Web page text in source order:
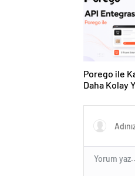
Porego ile
Daha Kolay